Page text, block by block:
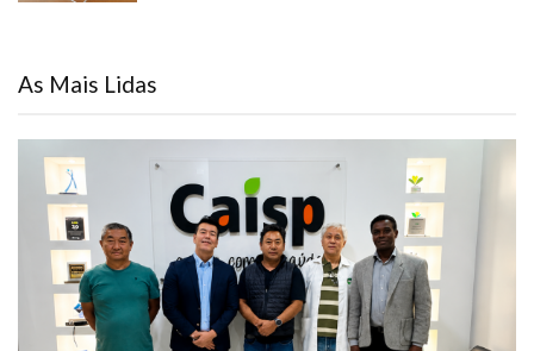
As Mais Lidas